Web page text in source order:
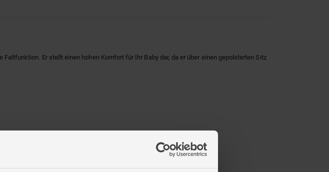
Er stellt einen hohen Komfort für Ihr Baby dar, da er über einen gepolsterten Sitz